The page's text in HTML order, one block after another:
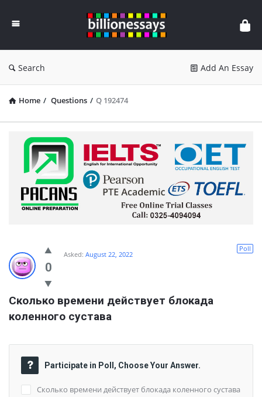
Essays
Search Add An Essay
Home / Questions / Q 192474
0
Poll
Asked: August 22, 2022
Сколько времени действует блокада
коленного сустава
Participate in Poll, Choose Your Answer.
Сколько времени действует блокада коленного сустава